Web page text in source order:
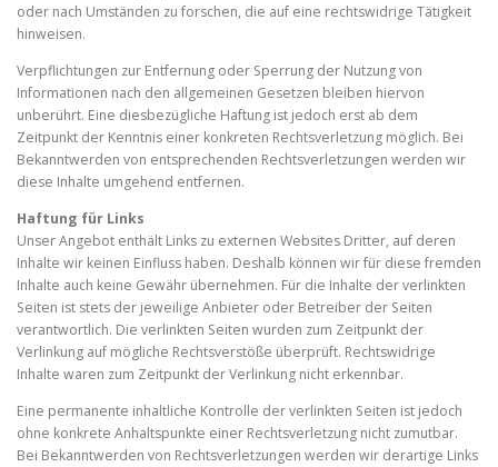
oder nach Umständen zu forschen, die auf eine rechtswidrige Tätigkeit
hinweisen.
Verpflichtungen zur Entfernung oder Sperrung der Nutzung von
Informationen nach den allgemeinen Gesetzen bleiben hiervon
unberührt. Eine diesbezügliche Haftung ist jedoch erst ab dem
Zeitpunkt der Kenntnis einer konkreten Rechtsverletzung möglich. Bei
Bekanntwerden von entsprechenden Rechtsverletzungen werden wir
diese Inhalte umgehend entfernen.
Haftung für Links
Unser Angebot enthält Links zu externen Websites Dritter, auf deren
Inhalte wir keinen Einfluss haben. Deshalb können wir für diese fremden
Inhalte auch keine Gewähr übernehmen. Für die Inhalte der verlinkten
Seiten ist stets der jeweilige Anbieter oder Betreiber der Seiten
verantwortlich. Die verlinkten Seiten wurden zum Zeitpunkt der
Verlinkung auf mögliche Rechtsverstöße überprüft. Rechtswidrige
Inhalte waren zum Zeitpunkt der Verlinkung nicht erkennbar.
Eine permanente inhaltliche Kontrolle der verlinkten Seiten ist jedoch
ohne konkrete Anhaltspunkte einer Rechtsverletzung nicht zumutbar.
Bei Bekanntwerden von Rechtsverletzungen werden wir derartige Links